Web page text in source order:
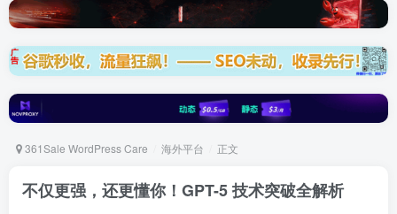
361Sale WordPress Care 海外平台 正文
不仅更强，还更懂你！GPT-5 技术突破全解析